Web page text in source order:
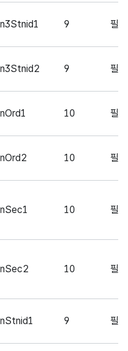
9 필
9 필
10 필
10 필
10 필
10 필
9 필